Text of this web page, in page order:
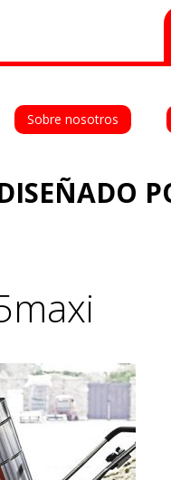
Sobre nosotros